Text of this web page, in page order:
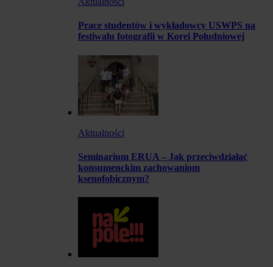
Prace studentów i wykładowcy USWPS na
festiwalu fotografii w Korei Południowej
Aktualności
Seminarium ERUA – Jak przeciwdziałać
konsumenckim zachowaniom
ksenofobicznym?